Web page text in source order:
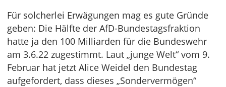
Für solcherlei Erwägungen mag es gute Gründe
geben: Die Hälfte der AfD-Bundestagsfraktion
hatte ja den 100 Milliarden für die Bundeswehr
am 3.6.22 zugestimmt. Laut „junge Welt“ vom 9.
Februar hat jetzt Alice Weidel den Bundestag
aufgefordert, dass dieses „Sondervermögen“